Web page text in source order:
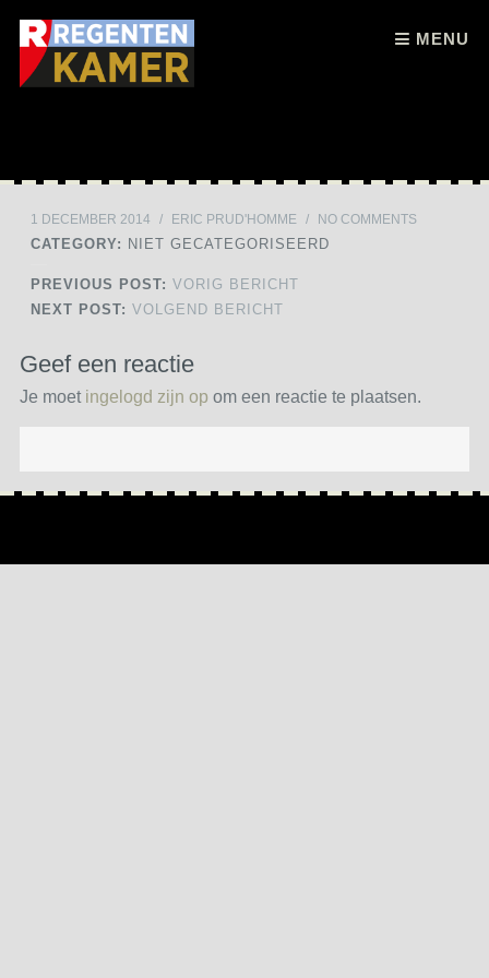
MENU
Skip to content
1 DECEMBER 2014 / ERIC PRUD'HOMME / NO COMMENTS
CATEGORY: NIET GECATEGORISEERD
PREVIOUS POST: VORIG BERICHT
NEXT POST: VOLGEND BERICHT
Geef een reactie
Je moet ingelogd zijn op om een reactie te plaatsen.